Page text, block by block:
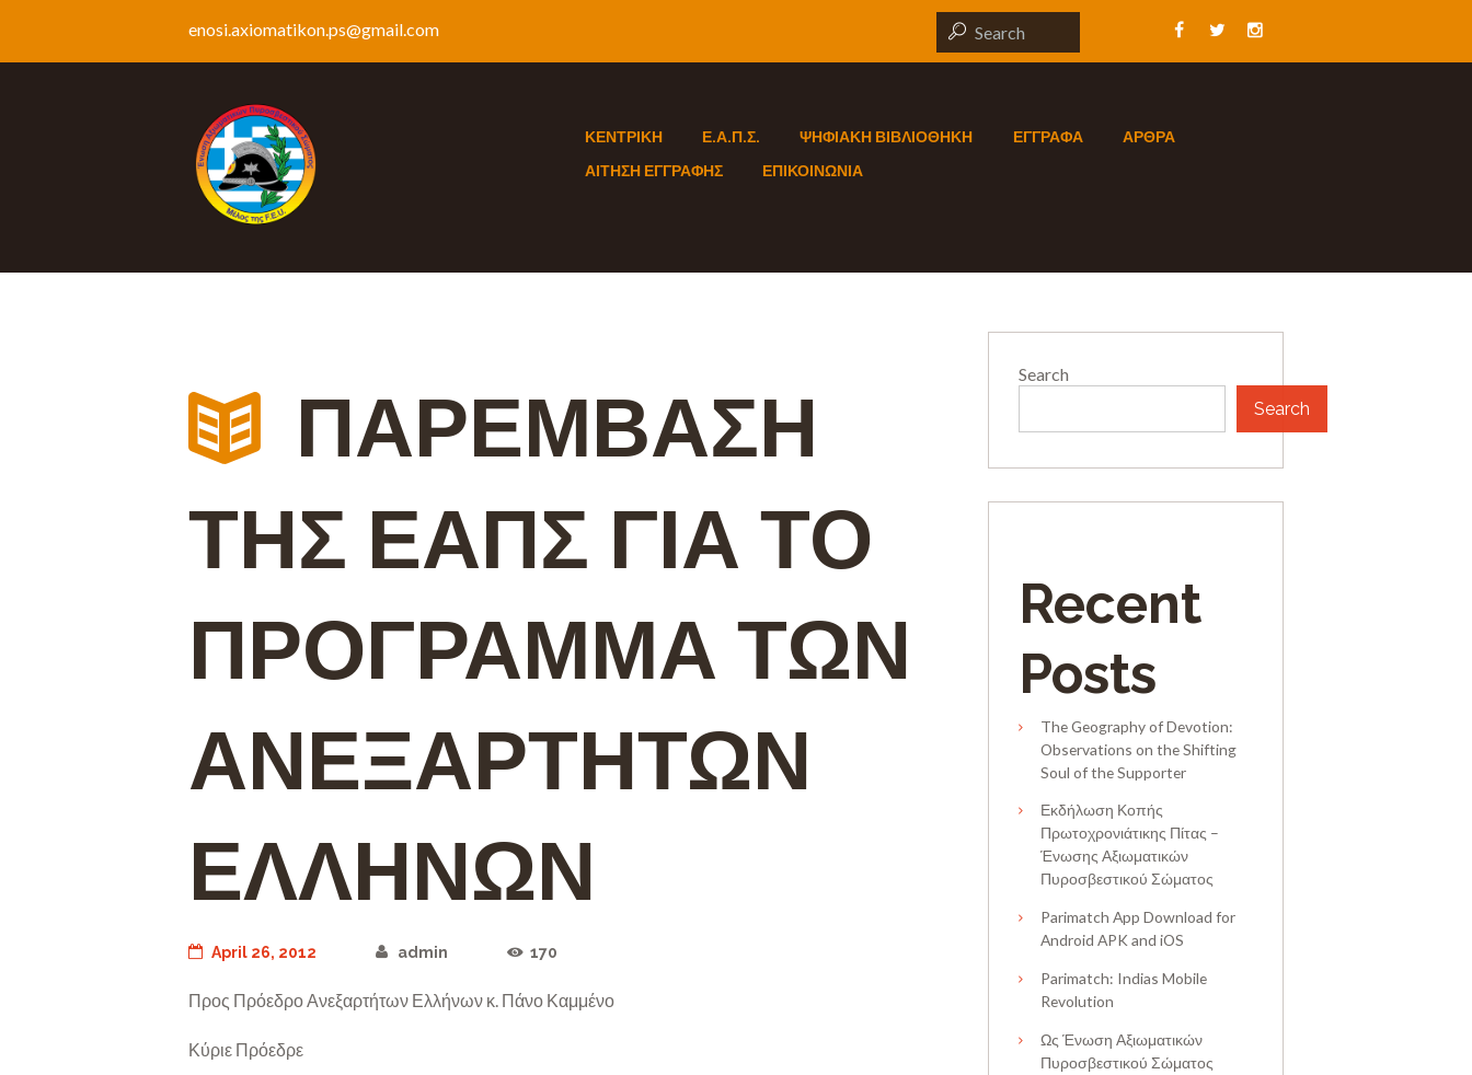
enosi.axiomatikon.ps@gmail.com
ΚΕΝΤΡΙΚΗ Ε.Α.Π.Σ. ΨΗΦΙΑΚΗ ΒΙΒΛΙΟΘΗΚΗ ΕΓΓΡΑΦΑ
ΑΡΘΡΑ
ΑΙΤΗΣΗ ΕΓΓΡΑΦΗΣ
ΕΠΙΚΟΙΝΩΝΙΑ
ΠΑΡΕΜΒΑΣΗ
ΤΗΣ ΕΑΠΣ ΓΙΑ ΤΟ
ΠΡΟΓΡΑΜΜΑ ΤΩΝ
ΑΝΕΞΑΡΤΗΤΩΝ
ΕΛΛΗΝΩΝ
April 26, 2012 admin 170
Προς Πρόεδρο Ανεξαρτήτων Ελλήνων κ. Πάνο Καμμένο
Κύριε Πρόεδρε
Search
Search
Recent
Posts
The Geography of Devotion:
Observations on the Shifting
Soul of the Supporter
Εκδήλωση Κοπής
Πρωτοχρονιάτικης Πίτας –
Ένωσης Αξιωματικών
Πυροσβεστικού Σώματος
Parimatch App Download for
Android APK and iOS
Parimatch: Indias Mobile
Revolution
Ως Ένωση Αξιωματικών
Πυροσβεστικού Σώματος